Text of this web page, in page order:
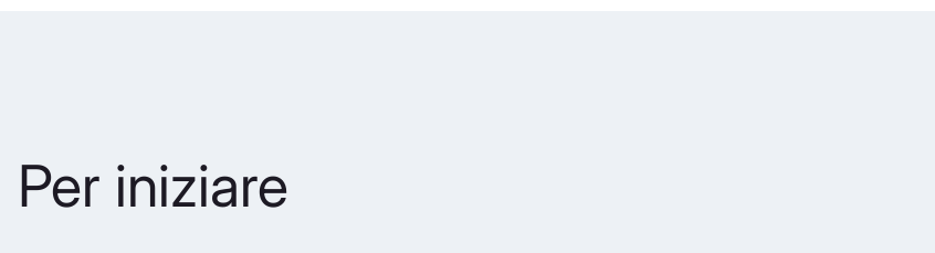
Per iniziare